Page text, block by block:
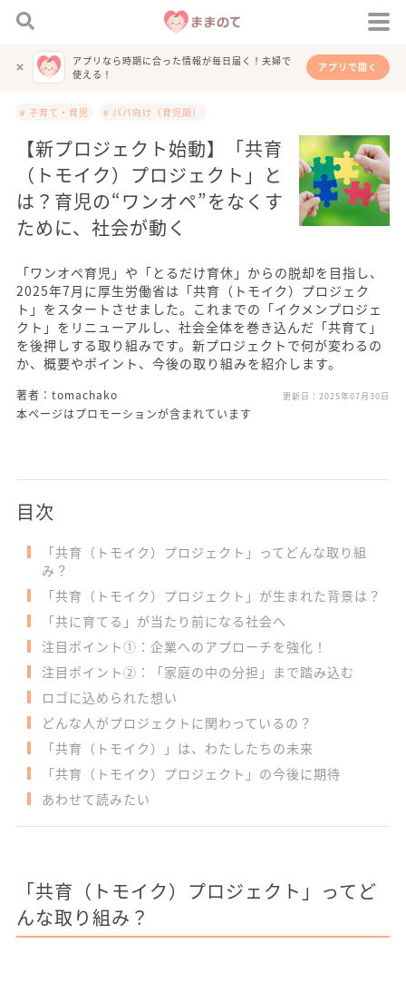
アプリなら時期に合った情報が毎日届く！夫婦で
使える！
アプリで開く
# 子育て・育児 # パパ向け（育児期）
【新プロジェクト始動】「共育
（トモイク）プロジェクト」と
は？育児の“ワンオペ”をなくす
ために、社会が動く
「ワンオペ育児」や「とるだけ育休」からの脱却を目指し、
2025年7月に厚生労働省は「共育（トモイク）プロジェク
ト」をスタートさせました。これまでの「イクメンプロジェ
クト」をリニューアルし、社会全体を巻き込んだ「共育て」
を後押しする取り組みです。新プロジェクトで何が変わるの
か、概要やポイント、今後の取り組みを紹介します。
著者：tomachako 更新日： 2025年07月30日
本ページはプロモーションが含まれています
目次
「共育（トモイク）プロジェクト」ってどんな取り組
み？
「共育（トモイク）プロジェクト」が生まれた背景は？
「共に育てる」が当たり前になる社会へ
注目ポイント①：企業へのアプローチを強化！
注目ポイント②：「家庭の中の分担」まで踏み込む
ロゴに込められた想い
どんな人がプロジェクトに関わっているの？
「共育（トモイク）」は、わたしたちの未来
「共育（トモイク）プロジェクト」の今後に期待
あわせて読みたい
「共育（トモイク）プロジェクト」ってど
んな取り組み？